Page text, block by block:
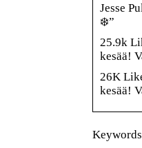
Jesse
❄️”
25.9k
kesää!
26K
kesää!